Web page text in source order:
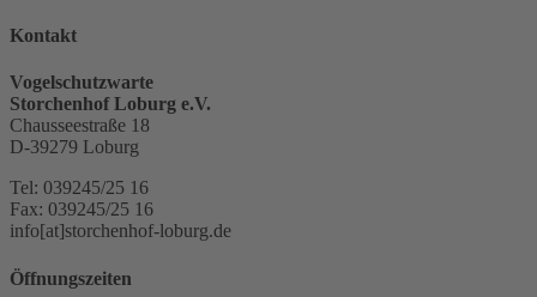
Kontakt
Vogelschutzwarte
Storchenhof Loburg e.V.
Chausseestraße 18
D-39279 Loburg
Tel: 039245/25 16
Fax: 039245/25 16
info[at]storchenhof-loburg.de
Öffnungszeiten